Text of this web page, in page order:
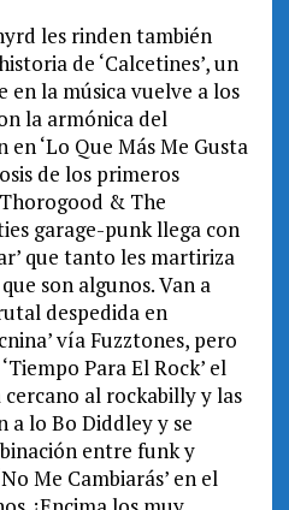
les rinden también
de ‘Calcetines’, un
en la música vuelve a los
la armónica del
‘Lo Que Más Me Gusta
de los primeros
& The
garage-punk llega con
que tanto les martiriza
son algunos. Van a
despedida en
vía Fuzztones, pero
Para El Rock’ el
al rockabilly y las
a lo Bo Diddley y se
entre funk y
Me Cambiarás’ en el